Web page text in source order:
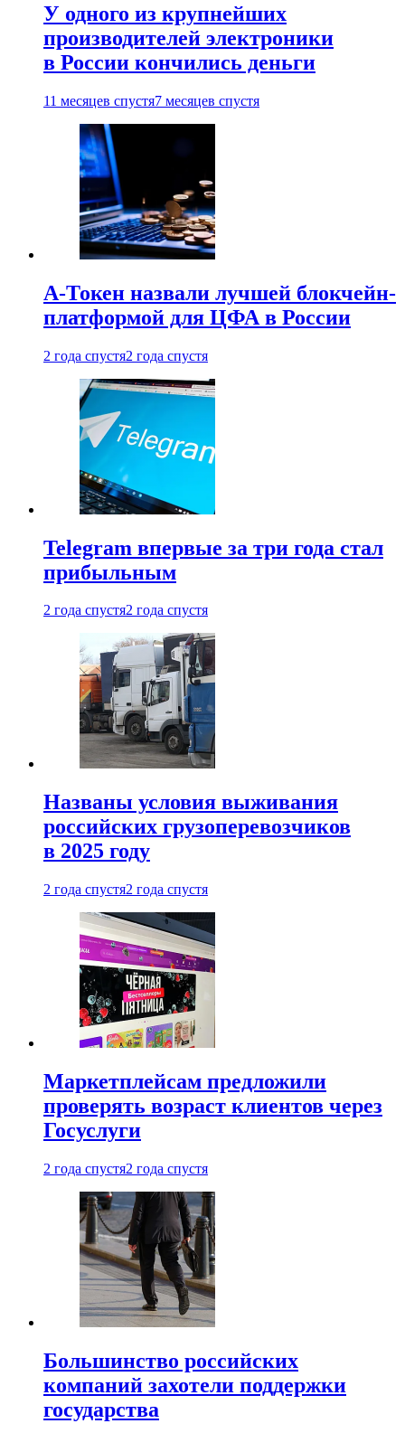
У одного из крупнейших
производителей электроники
в России кончились деньги
11 месяцев спустя7 месяцев спустя
А-Токен назвали лучшей блокчейн-
платформой для ЦФА в России
2 года спустя2 года спустя
Telegram впервые за три года стал
прибыльным
2 года спустя2 года спустя
Названы условия выживания
российских грузоперевозчиков
в 2025 году
2 года спустя2 года спустя
Маркетплейсам предложили
проверять возраст клиентов через
Госуслуги
2 года спустя2 года спустя
Большинство российских
компаний захотели поддержки
государства